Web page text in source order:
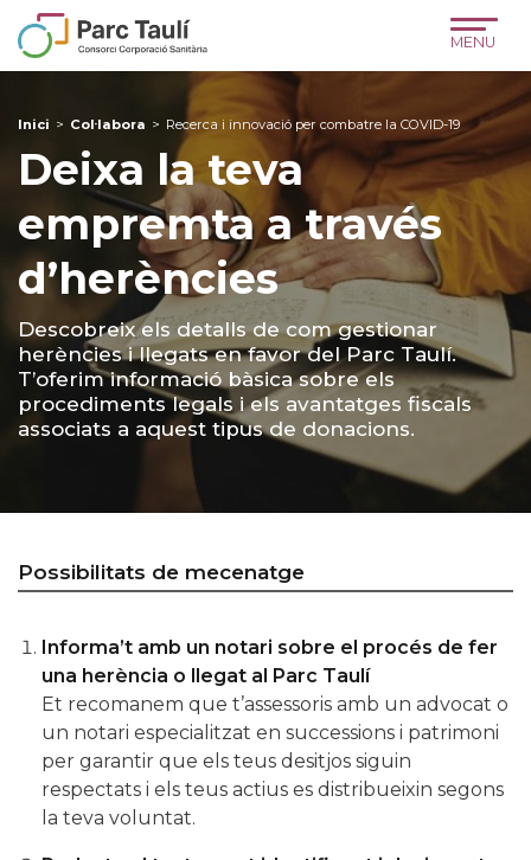
Skip
to
Content
Skip
to
navigation
Site
map
Inici > Col·labora > Recerca i innovació per combatre la COVID-19
Deixa la teva
empremta a través
d’herències
Descobreix els detalls de com gestionar
herències i llegats en favor del Parc Taulí.
T’oferim informació bàsica sobre els
procediments legals i els avantatges fiscals
associats a aquest tipus de donacions.
Possibilitats de mecenatge
Informa’t amb un notari sobre el procés de fer
una herència o llegat al Parc Taulí
Et recomanem que t’assessoris amb un advocat o
un notari especialitzat en successions i patrimoni
per garantir que els teus desitjos siguin
respectats i els teus actius es distribueixin segons
la teva voluntat.